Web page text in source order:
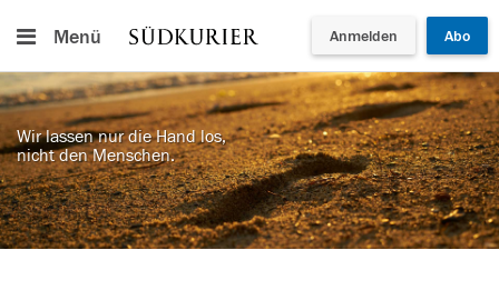
Menü Anmelden Abo
Wir lassen nur die Hand los,
nicht den Menschen.